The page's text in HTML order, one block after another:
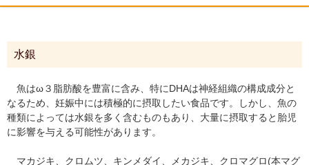
水銀
魚はω３脂肪酸を豊富に含み、特にDHAは神経組織の構成成分と
なるため、妊娠中には積極的に摂取したい食品です。しかし、魚の
種類によっては水銀を多く含むものもあり、大量に摂取すると胎児
に影響を与える可能性があります。
マカジキ、クロムツ、キンメダイ、メカジキ、クロマグロ(本マグ